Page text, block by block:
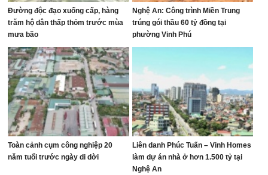
Đường độc đạo xuống cấp, hàng
trăm hộ dân thấp thỏm trước mùa
mưa bão
Nghệ An: Công trình Miền Trung
trúng gói thầu 60 tỷ đồng tại
phường Vinh Phú
Toàn cảnh cụm công nghiệp 20
năm tuổi trước ngày di dời
Liên danh Phúc Tuấn – Vinh Homes
làm dự án nhà ở hơn 1.500 tỷ tại
Nghệ An